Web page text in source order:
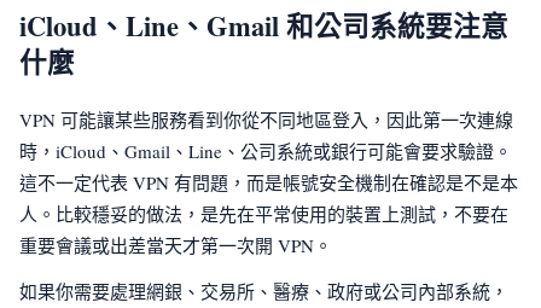
iCloud、Line、Gmail 和公司系統要注意
什麼
VPN 可能讓某些服務看到你從不同地區登入，因此第一次連線
時，iCloud、Gmail、Line、公司系統或銀行可能會要求驗證。
這不一定代表 VPN 有問題，而是帳號安全機制在確認是不是本
人。比較穩妥的做法，是先在平常使用的裝置上測試，不要在
重要會議或出差當天才第一次開 VPN。
如果你需要處理網銀、交易所、醫療、政府或公司內部系統，